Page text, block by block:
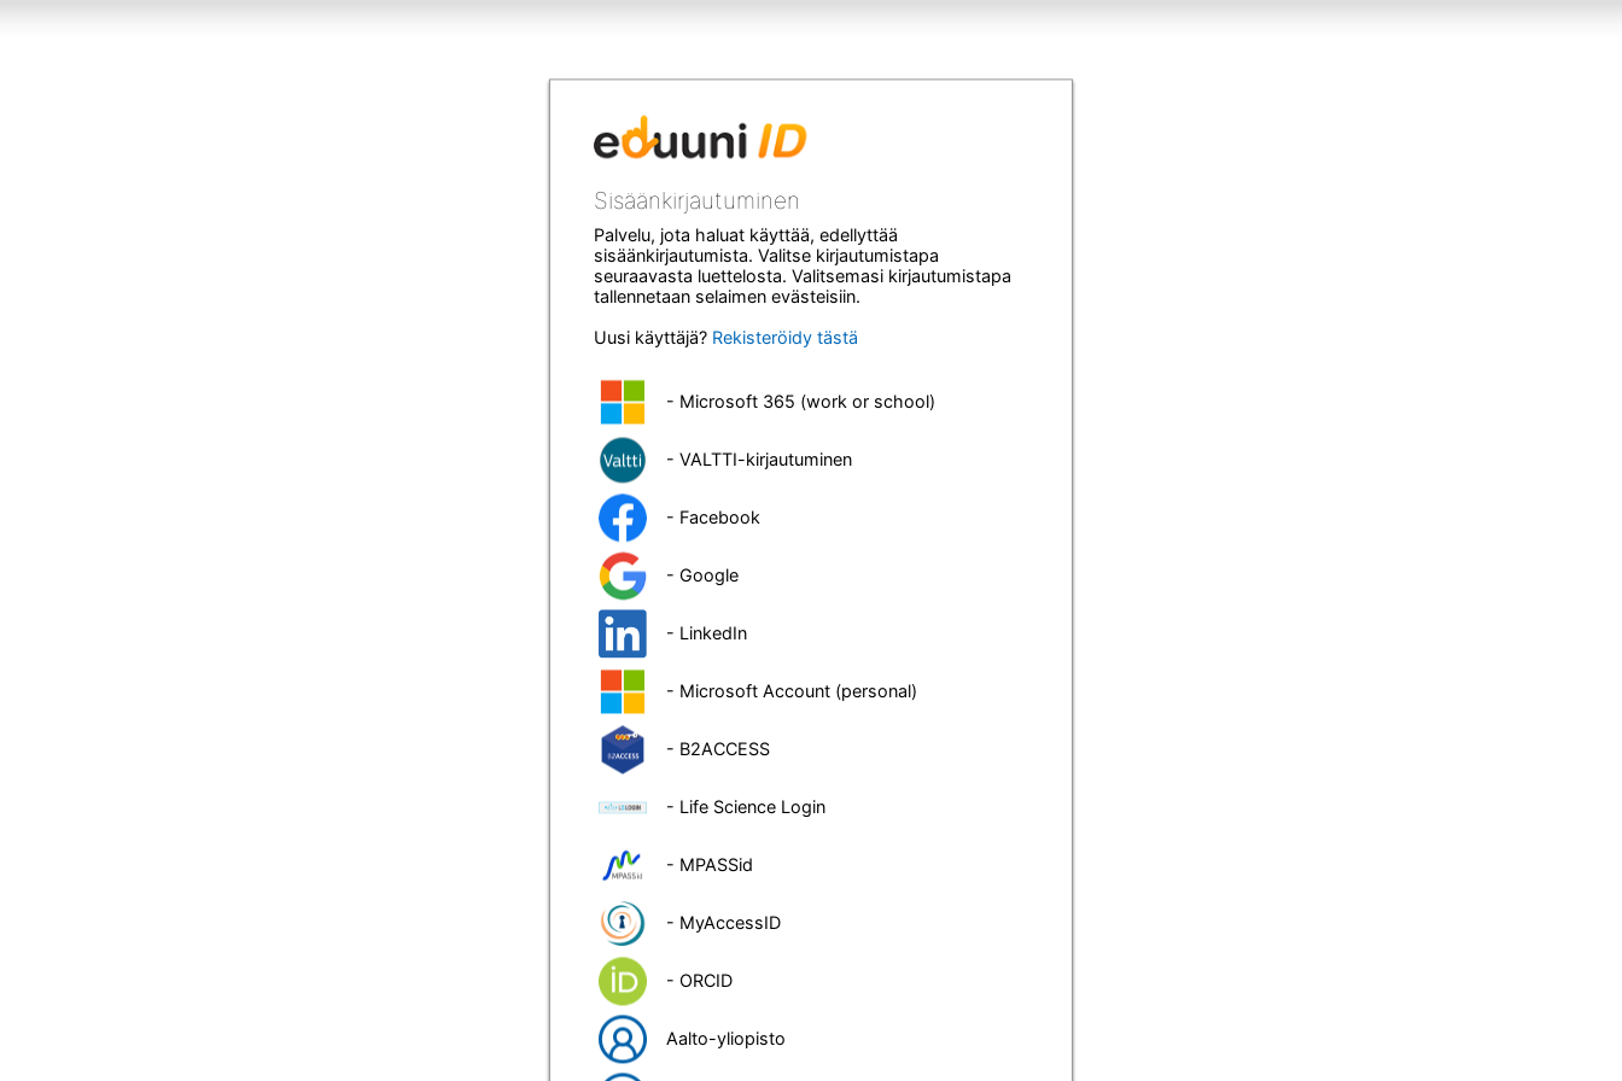
Sisäänkirjautuminen
Palvelu, jota haluat käyttää, edellyttää
sisäänkirjautumista. Valitse kirjautumistapa
seuraavasta luettelosta. Valitsemasi kirjautumistapa
tallennetaan selaimen evästeisiin.
Uusi käyttäjä? Rekisteröidy tästä
- Microsoft 365 (work or school)
- VALTTI-kirjautuminen
- Facebook
- Google
- LinkedIn
- Microsoft Account (personal)
- B2ACCESS
- Life Science Login
- MPASSid
- MyAccessID
- ORCID
Aalto-yliopisto